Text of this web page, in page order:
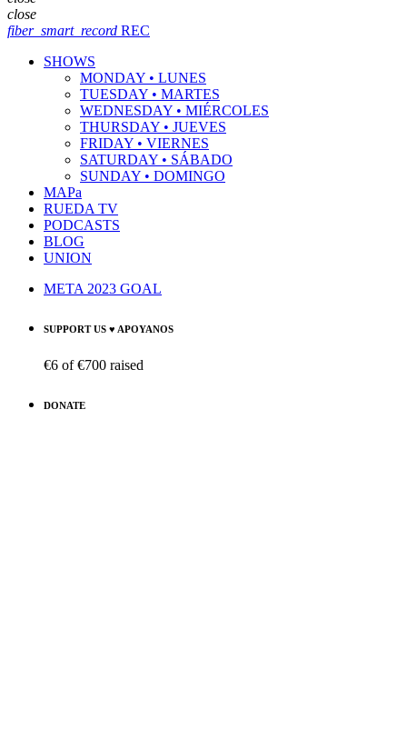
close
fiber_smart_record REC
SHOWS
MONDAY • LUNES
TUESDAY • MARTES
WEDNESDAY • MIÉRCOLES
THURSDAY • JUEVES
FRIDAY • VIERNES
SATURDAY • SÁBADO
SUNDAY • DOMINGO
MAPa
RUEDA TV
PODCASTS
BLOG
UNION
META 2023 GOAL
SUPPORT US ♥ APOYANOS
€6 of€700 raised
DONATE